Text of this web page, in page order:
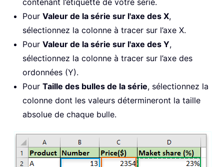
contenant l’étiquette de votre série.
Pour Valeur de la série sur l'axe des X,
sélectionnez la colonne à tracer sur l’axe X.
Pour Valeur de la série sur l'axe des Y,
sélectionnez la colonne à tracer sur l’axe des
ordonnées (Y).
Pour Taille des bulles de la série, sélectionnez la
colonne dont les valeurs détermineront la taille
absolue de chaque bulle.